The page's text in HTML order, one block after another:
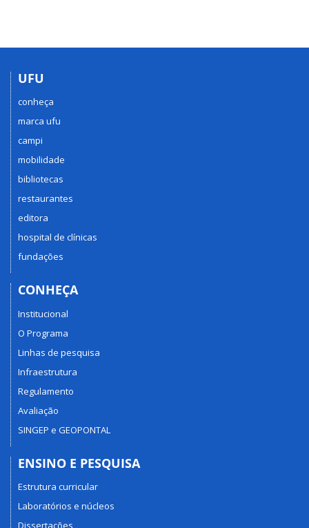
UFU
conheça
marca ufu
campi
mobilidade
bibliotecas
restaurantes
editora
hospital de clínicas
fundações
CONHEÇA
Institucional
O Programa
Linhas de pesquisa
Infraestrutura
Regulamento
Avaliação
SINGEP e GEOPONTAL
ENSINO E PESQUISA
Estrutura curricular
Laboratórios e núcleos
Dissertações